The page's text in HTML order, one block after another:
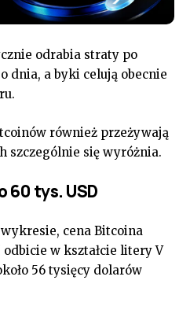
odrabia straty po
dnia, a byki celują obecnie
również przeżywają
szczególnie się wyróżnia.
60 tys. USD
cena Bitcoina
odbicie w kształcie litery V
56 tysięcy dolarów